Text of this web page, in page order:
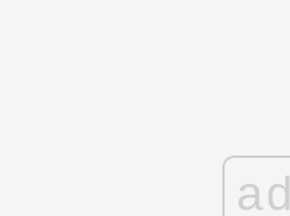
ad